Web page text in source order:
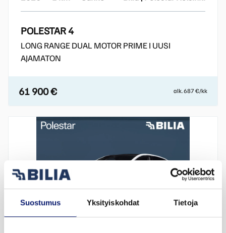
Suostumus Yksityiskohdat Tietoja
POLESTAR 4
LONG RANGE DUAL MOTOR PRIME I UUSI
AJAMATON
61 900 € alk. 687 €/kk